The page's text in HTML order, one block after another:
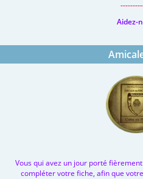
Aidez-
Vous qui avez un jour porté
compléter votre fiche, afin que